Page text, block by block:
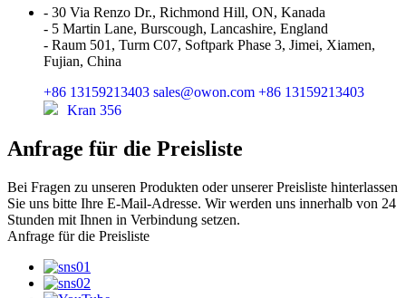
- 30 Via Renzo Dr., Richmond Hill, ON, Kanada
- 5 Martin Lane, Burscough, Lancashire, England
- Raum 501, Turm C07, Softpark Phase 3, Jimei, Xiamen,
Fujian, China
+86 13159213403 sales@owon.com +86 13159213403
Kran 356
Anfrage für die Preisliste
Bei Fragen zu unseren Produkten oder unserer Preisliste hinterlassen
Sie uns bitte Ihre E-Mail-Adresse. Wir werden uns innerhalb von 24
Stunden mit Ihnen in Verbindung setzen.
Anfrage für die Preisliste